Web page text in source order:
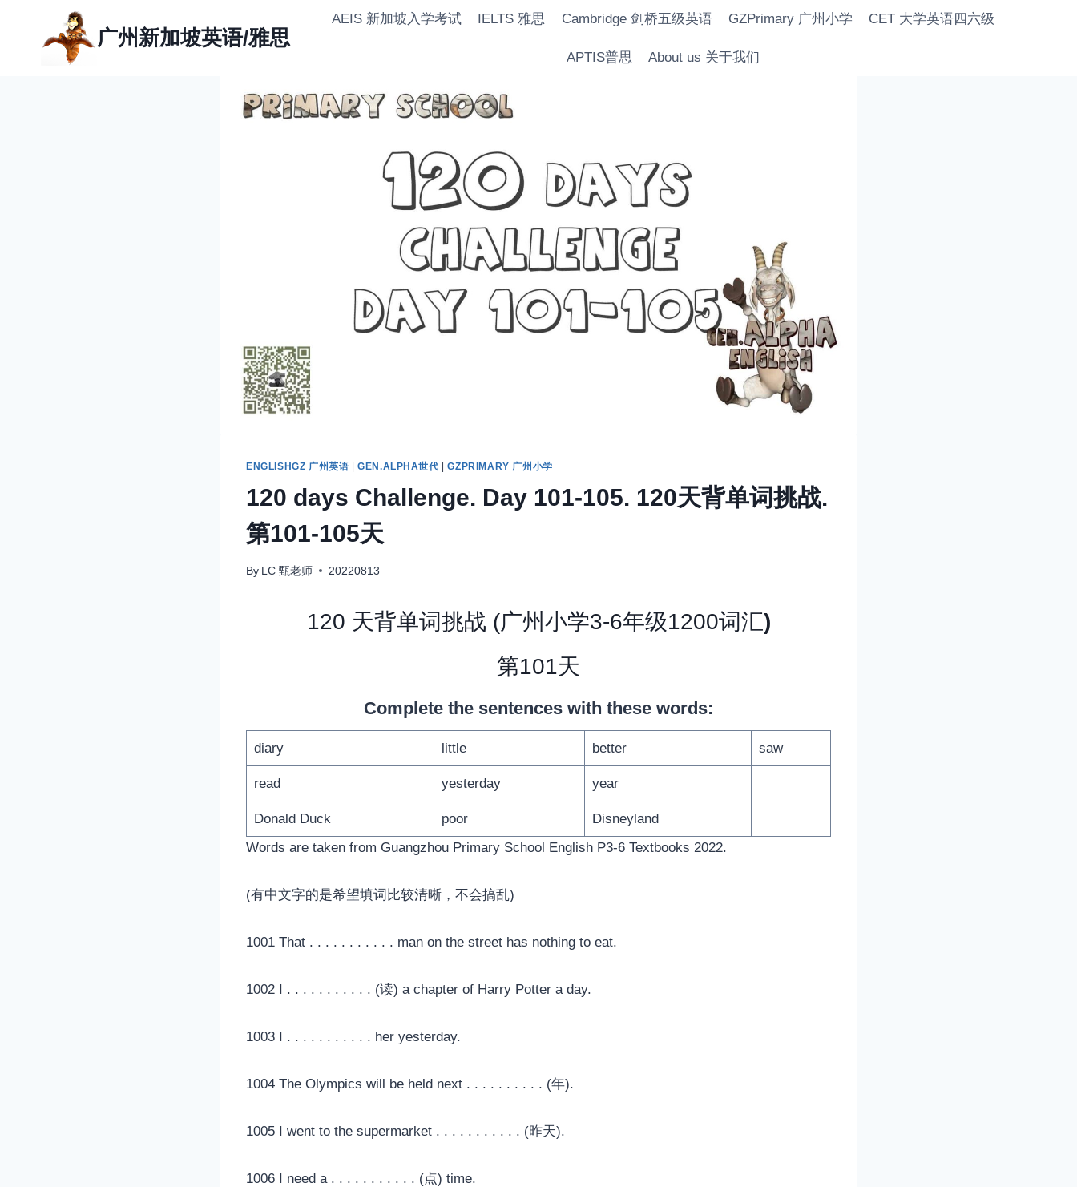
content
广州新加坡英语/雅思
AEIS 新加坡入学考试 IELTS 雅思 Cambridge 剑桥五级英语 GZPrimary 广州小学 CET 大学英语四六级
APTIS普思 About us 关于我们
ENGLISHGZ 广州英语 |GEN.ALPHA世代 |GZPRIMARY 广州小学
120 days Challenge. Day 101-105. 120天背单词挑战.
第101-105天
By LC 甄老师 20220813
120 天背单词挑战 (广州小学3-6年级1200词汇)
第101天
Complete the sentences with these words:
diary little better saw
read yesterday year
Donald Duck poor
Disneyland
Words are taken from Guangzhou Primary School English P3-6 Textbooks 2022.
(有中文字的是希望填词比较清晰，不会搞乱)
1001 That . . . . . . . . . . . man on the street has nothing to eat.
1002 I . . . . . . . . . . . (读) a chapter of Harry Potter a day.
1003 I . . . . . . . . . . . her yesterday.
1004 The Olympics will be held next . . . . . . . . . . (年).
1005 I went to the supermarket . . . . . . . . . . . (昨天).
1006 I need a . . . . . . . . . . . (点) time.